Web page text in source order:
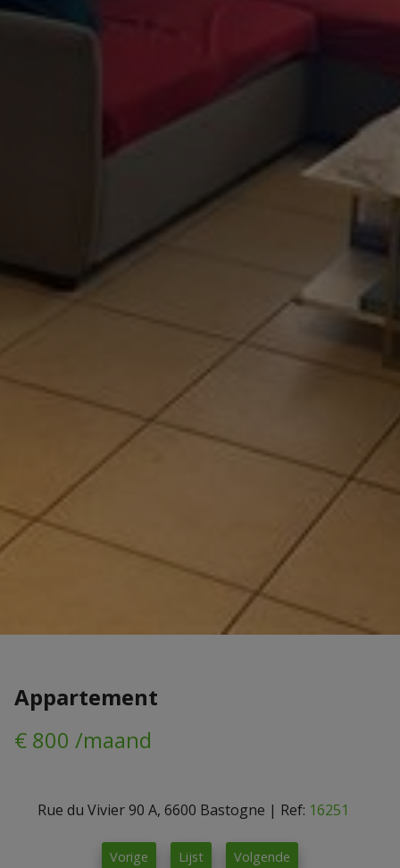
Appartement
€ 800 /maand
Rue du Vivier 90 A, 6600 Bastogne | Ref: 16251
Vorige Lijst Volgende